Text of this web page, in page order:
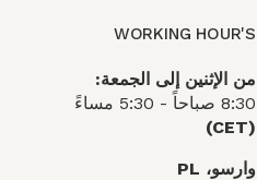
WORKING HOUR'S
من الإثنين إلى الجمعة:
8:30 صباحاً - 5:30 مساءً
(CET)
وارسو، PL